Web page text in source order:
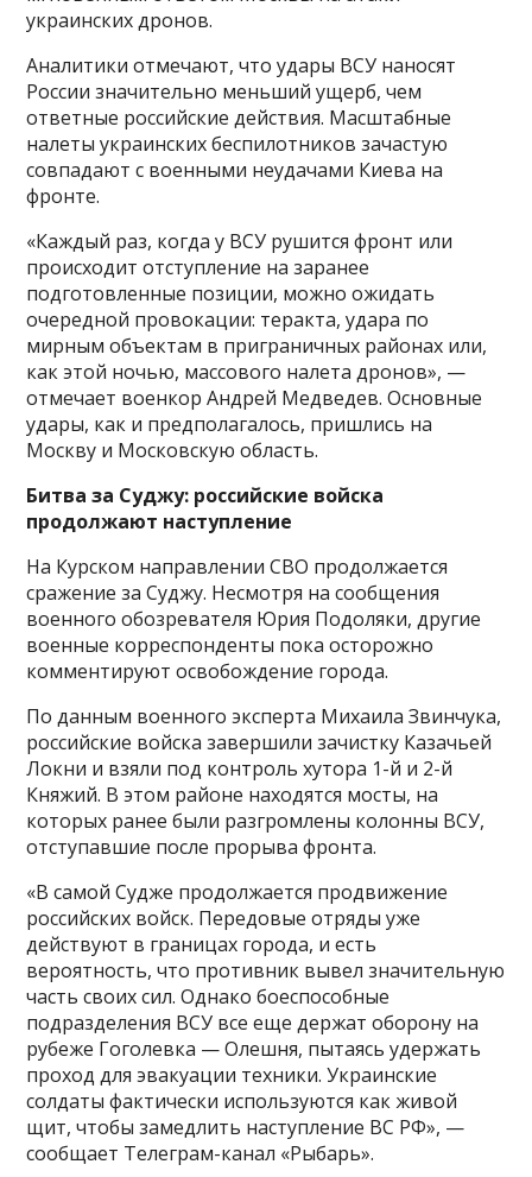
украинских дронов.
Аналитики отмечают, что удары ВСУ наносят
России значительно меньший ущерб, чем
ответные российские действия. Масштабные
налеты украинских беспилотников зачастую
совпадают с военными неудачами Киева на
фронте.
«Каждый раз, когда у ВСУ рушится фронт или
происходит отступление на заранее
подготовленные позиции, можно ожидать
очередной провокации: теракта, удара по
мирным объектам в приграничных районах или,
как этой ночью, массового налета дронов», —
отмечает военкор Андрей Медведев. Основные
удары, как и предполагалось, пришлись на
Москву и Московскую область.
Битва за Суджу: российские войска
продолжают наступление
На Курском направлении СВО продолжается
сражение за Суджу. Несмотря на сообщения
военного обозревателя Юрия Подоляки, другие
военные корреспонденты пока осторожно
комментируют освобождение города.
По данным военного эксперта Михаила Звинчука,
российские войска завершили зачистку Казачьей
Локни и взяли под контроль хутора 1-й и 2-й
Княжий. В этом районе находятся мосты, на
которых ранее были разгромлены колонны ВСУ,
отступавшие после прорыва фронта.
«В самой Судже продолжается продвижение
российских войск. Передовые отряды уже
действуют в границах города, и есть
вероятность, что противник вывел значительную
часть своих сил. Однако боеспособные
подразделения ВСУ все еще держат оборону на
рубеже Гоголевка — Олешня, пытаясь удержать
проход для эвакуации техники. Украинские
солдаты фактически используются как живой
щит, чтобы замедлить наступление ВС РФ», —
сообщает Телеграм-канал «Рыбарь».